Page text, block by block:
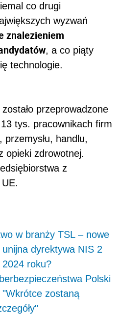
co drugi
wyzwań
znalezieniem
, a co piąty
technologie.
przeprowadzone
tys. pracownikach firm
handlu,
opieki zdrowotnej.
z
w branży TSL – nowe
dyrektywa NIS 2
roku?
Polski
zostaną